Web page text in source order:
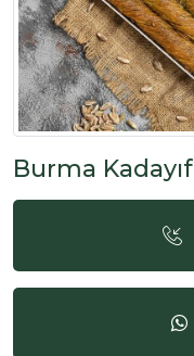
Burma Kadayıf